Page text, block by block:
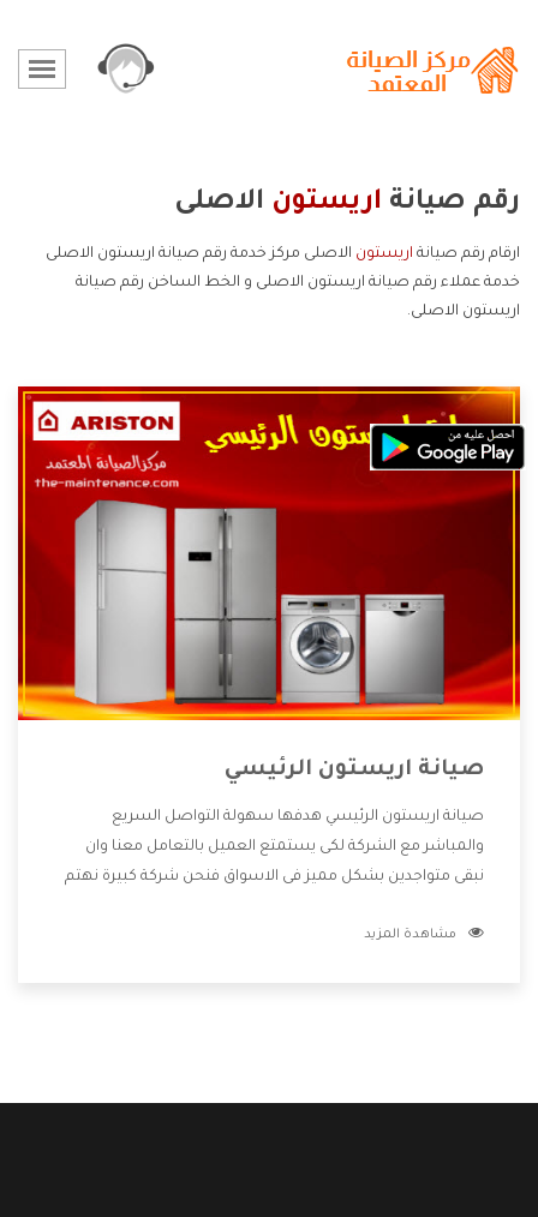
رقم صيانة اريستون الاصلى
ارقام رقم صيانة اريستون الاصلى مركز خدمة رقم صيانة اريستون الاصلى
خدمة عملاء رقم صيانة اريستون الاصلى و الخط الساخن رقم صيانة
اريستون الاصلى.
صيانة اريستون الرئيسي
صيانة اريستون الرئيسي هدفها سهولة التواصل السريع
والمباشر مع الشركة لكى يستمتع العميل بالتعامل معنا وان
نبقى متواجدين بشكل مميز فى الاسواق فنحن شركة كبيرة نهتم
الشركة بها والتى تكون منها خدمة الصيانة التى تكون من أهم
مشاهدة المزيد